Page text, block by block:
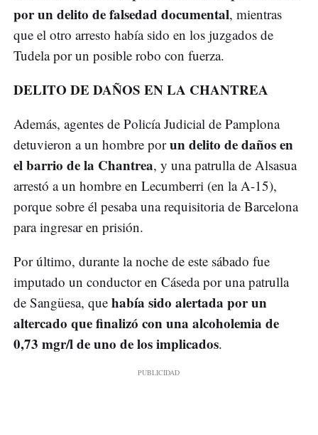
por un delito de falsedad documental, mientras
que el otro arresto había sido en los juzgados de
Tudela por un posible robo con fuerza.
DELITO DE DAÑOS EN LA CHANTREA
Además, agentes de Policía Judicial de Pamplona
detuvieron a un hombre porun delito de daños en
el barrio de la Chantrea, y una patrulla de Alsasua
arrestó a un hombre en Lecumberri (en la A-15),
porque sobre él pesaba una requisitoria de Barcelona
para ingresar en prisión.
Por último, durante la noche de este sábado fue
imputado un conductor en Cáseda por una patrulla
de Sangüesa, que había sido alertada por un
altercado que finalizó con una alcoholemia de
0,73 mgr/l de uno de los implicados.